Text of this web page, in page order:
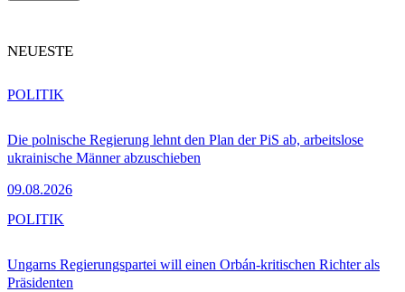
NEUESTE
Die polnische Regierung lehnt den Plan der PiS ab, arbeitslose
ukrainische Männer abzuschieben
09.08.2026
POLITIK
Ungarns Regierungspartei will einen Orbán-kritischen Richter als
Präsidenten
POLITIK